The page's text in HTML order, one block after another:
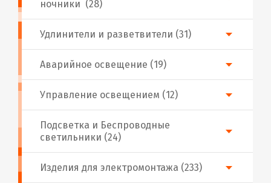
Аварийное освещение (19)
ночники (28)
Подсветка и Беспроводные
светильники (24)
Изделия для электромонтажа (233)
Удлинители и разветвители (31)
Управление освещением (12)